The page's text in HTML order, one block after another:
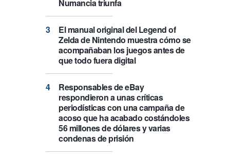
Numancia triunfa
El manual original del Legend of
Zelda de Nintendo muestra cómo se
acompañaban los juegos antes de
que todo fuera digital
Responsables de eBay
respondieron a unas críticas
periodísticas con una campaña de
acoso que ha acabado costándoles
56 millones de dólares y varias
condenas de prisión